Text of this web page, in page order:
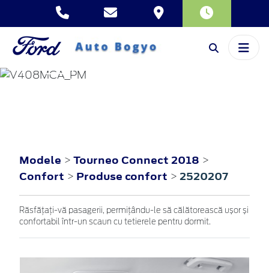
TOURNEO
CONNECT
Modele > Tourneo Connect 2018 >
Confort > Produse confort > 2520207
Răsfățați-vă pasagerii, permițându-le să călătorească ușor și
confortabil într-un scaun cu tetierele pentru dormit.